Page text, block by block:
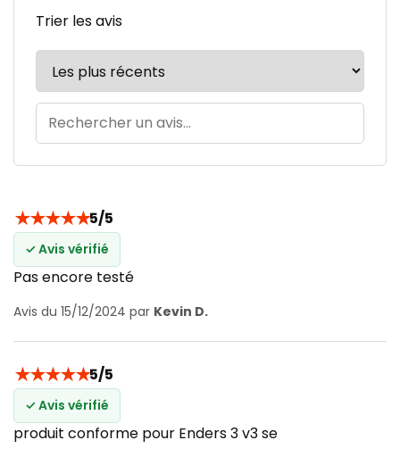
Trier les avis
★★★★★5/5
✓ Avis vérifié
Pas encore testé
Avis du 15/12/2024 par Kevin D.
★★★★★5/5
✓ Avis vérifié
produit conforme pour Enders 3 v3 se